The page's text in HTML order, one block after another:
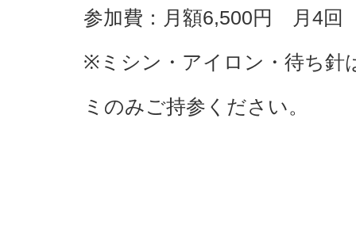
参加費：月額6,500円 月4回
※ミシン・アイロン・待ち針
ミのみご持参ください。